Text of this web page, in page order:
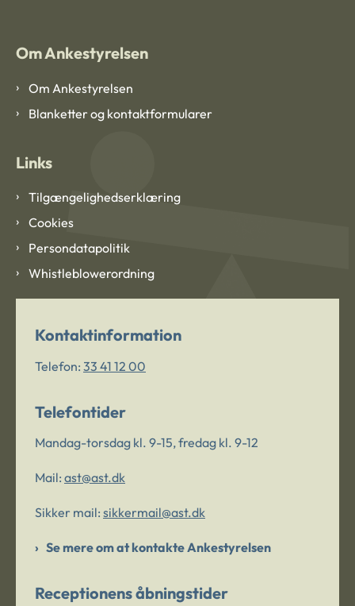
Om Ankestyrelsen
Om Ankestyrelsen
Blanketter og kontaktformularer
Links
Tilgængelighedserklæring
Cookies
Persondatapolitik
Whistleblowerordning
Kontaktinformation
Telefon: 33 41 12 00
Telefontider
Mandag-torsdag kl. 9-15, fredag kl. 9-12
Mail: ast@ast.dk
Sikker mail: sikkermail@ast.dk
Se mere om at kontakte Ankestyrelsen
Receptionens åbningstider